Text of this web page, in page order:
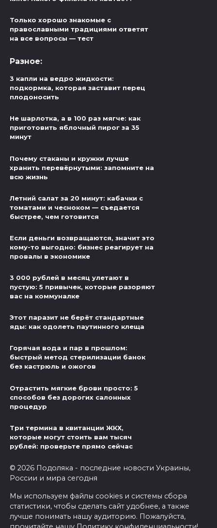
Только хорошо знакомые с
православными традициями ответят
на все вопросы — тест
Разное:
3 капли на ведро жидкости:
подкормка, которая заставит перец
плодоносить
Не шарлотка, а в 100 раз мягче: как
приготовить яблочный пирог за 35
минут
Почему стаканы и кружки лучше
хранить перевёрнутыми: запомните на
всю жизнь
Летний салат за 20 минут: кабачки с
томатами и чесноком — съедается
быстрее, чем готовится
Если деньги возвращаются, значит это
кому-то выгодно: бизнес реагирует на
провалы в экономике
3 000 рублей в месяц улетают в
пустую: 5 привычек, которые разоряют
вас на коммуналке
Этот паразит не берёт стандартные
яды: как одолеть паутинного клеща
Горячая вода и пар в прошлом:
быстрый метод стерилизации банок
без кастрюль и ожогов
Отрастить мягкие брови просто: 5
способов без дорогих салонных
процедур
Три термина в квитанции ЖКХ,
которые могут стоить вам тысяч
рублей: проверьте прямо сейчас
© 2026 Подоляка - последние новости Украины,
России и мира сегодня
Мы используем файлы cookies и системы сбора
статистики, чтобы сделать сайт удобнее, а также
лучше понимать нашу аудиторию. Пожалуйста,